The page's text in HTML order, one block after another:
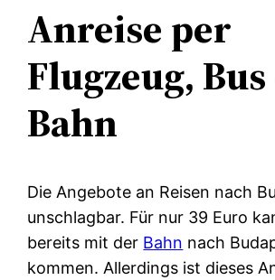
Anreise per
Flugzeug,
Bahn
Die Angebote an Reisen nach
unschlagbar. Für nur 39 Euro
bereits mit der Bahn nach
kommen. Allerdings ist dieses